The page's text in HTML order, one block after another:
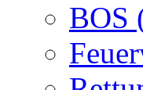
BOS